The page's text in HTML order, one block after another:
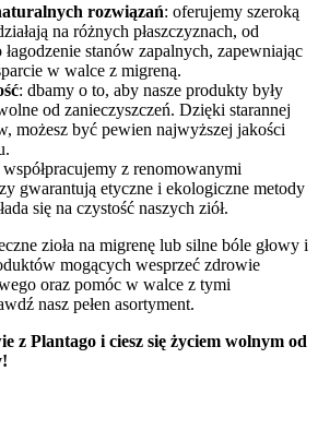
rozwiązań: oferujemy szeroką
na różnych płaszczyznach, od
stanów zapalnych, zapewniając
w walce z migreną.
: dbamy o to, aby nasze produkty były
od zanieczyszczeń. Dzięki starannej
możesz być pewien najwyższej jakości
współpracujemy z renomowanymi
gwarantują etyczne i ekologiczne metody
się na czystość naszych ziół.
zioła na migrenę lub silne bóle głowy i
mogących wesprzeć zdrowie
oraz pomóc w walce z tymi
nasz pełen asortyment.
z Plantago i ciesz się życiem wolnym od